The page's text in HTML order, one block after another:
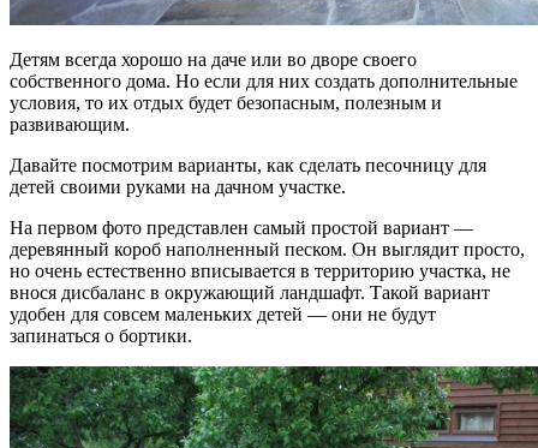
Детям всегда хорошо на даче или во дворе своего
собственного дома. Но если для них создать дополнительные
условия, то их отдых будет безопасным, полезным и
развивающим.
Давайте посмотрим варианты, как сделать песочницу для
детей своими руками на дачном участке.
На первом фото представлен самый простой вариант —
деревянный короб наполненный песком. Он выглядит просто,
но очень естественно вписывается в территорию участка, не
внося дисбаланс в окружающий ландшафт. Такой вариант
удобен для совсем маленьких детей — они не будут
запинаться о бортики.